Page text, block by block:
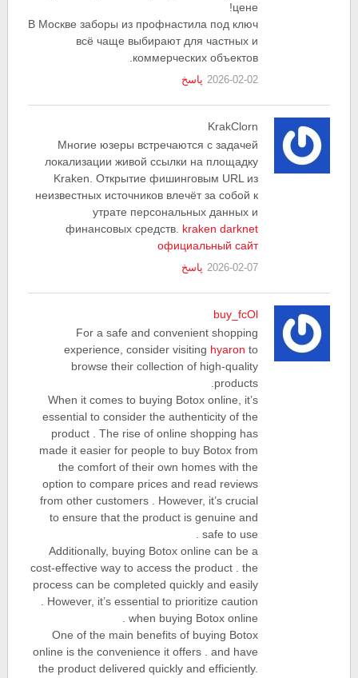
цене!
В Москве заборы из профнастила под ключ
всё чаще выбирают для частных и
коммерческих объектов.
2026-02-02 پاسخ
KrakClorn
Многие юзеры встречаются с задачей
локализации живой ссылки на площадку
Kraken. Открытие фишинговым URL из
неизвестных источников влечёт за собой к
утрате персональных данных и
финансовых средств. kraken darknet
официальный сайт
2026-02-07 پاسخ
buy_fcOl
For a safe and convenient shopping
experience, consider visiting hyaron to
browse their collection of high-quality
products.
When it comes to buying Botox online, it’s
essential to consider the authenticity of the
product . The rise of online shopping has
made it easier for people to buy Botox from
the comfort of their own homes with the
option to compare prices and read reviews
from other customers . However, it’s crucial
to ensure that the product is genuine and
safe to use .
Additionally, buying Botox online can be a
cost-effective way to access the product . the
process can be completed quickly and easily
. However, it’s essential to prioritize caution
when buying Botox online .
One of the main benefits of buying Botox
online is the convenience it offers . and have
the product delivered quickly and efficiently.